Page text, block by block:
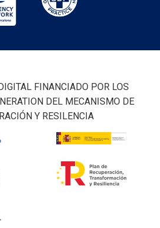
FINANCIADO POR LOS
DEL MECANISMO DE
Y RESILENCIA